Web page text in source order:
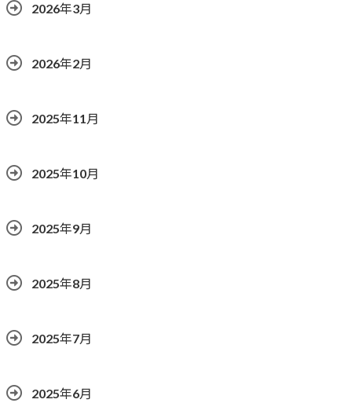
2026年3月
2026年2月
2025年11月
2025年10月
2025年9月
2025年8月
2025年7月
2025年6月